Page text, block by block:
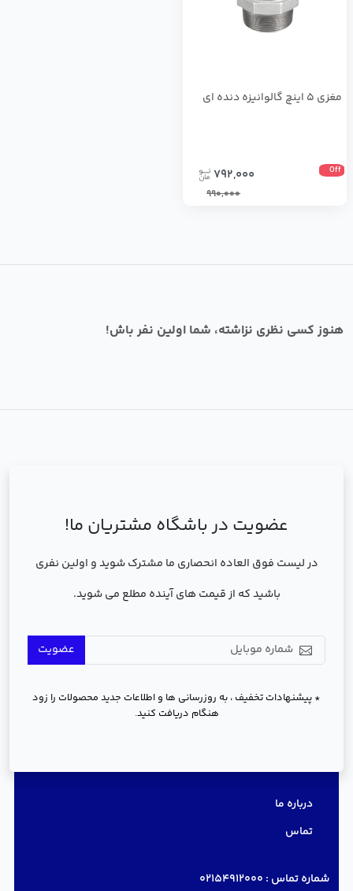
مغزی 5 اینچ گالوانیزه دنده ای
Off
792,000
990,000
هنوز کسی نظری نزاشته، شما اولین نفر باش!
عضویت در باشگاه مشتریان ما!
در لیست فوق العاده انحصاری ما مشترک شوید و اولین نفری
باشید که از قیمت های آینده مطلع می شوید.
عضویت
* پیشنهادات تخفیف ، به روزرسانی ها و اطلاعات جدید محصولات را زود
هنگام دریافت کنید.
درباره ما
تماس
شماره تماس : 02154912000